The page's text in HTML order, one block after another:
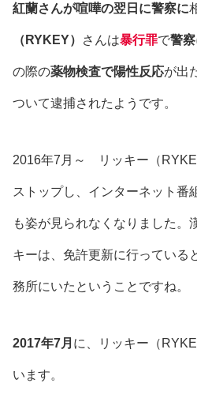
紅蘭さんが喧嘩の翌日に警察に
（RYKEY） さんは暴行罪で警
の際の薬物検査で陽性反応が出
ついて逮捕されたようです。
2016年7月～ リッキー（
ストップし、インターネット番
も姿が見られなくなりました。
キーは、免許更新に行っている
務所にいたということですね。
2017年7月 に、リッキー（
います。